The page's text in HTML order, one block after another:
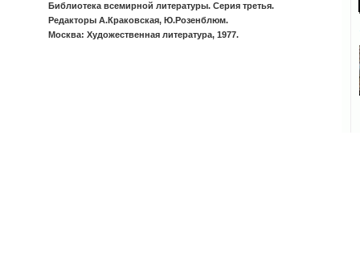
Библиотека всемирной литературы. Серия третья.
Редакторы А.Краковская, Ю.Розенблюм.
Москва: Художественная литература, 1977.